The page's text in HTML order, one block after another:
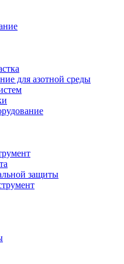
для азотной среды
защиты